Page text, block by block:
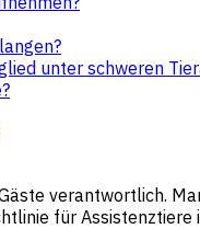
unter schweren
verantwortlich.
für